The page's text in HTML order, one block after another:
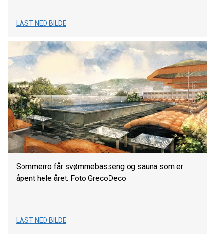
LAST NED BILDE
Sommerro får svømmebasseng og sauna som er
åpent hele året. Foto GrecoDeco
LAST NED BILDE